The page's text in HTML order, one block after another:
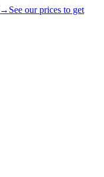
→ See our prices to get